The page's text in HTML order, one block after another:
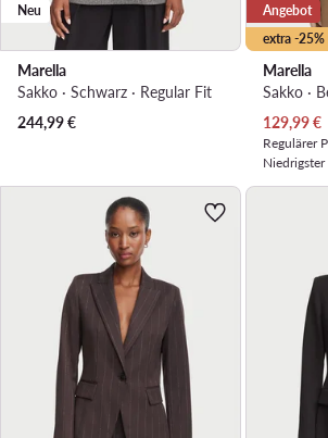
Neu
Marella
Sakko · Schwarz · Regular Fit
244,99€
extra -25%
Angebot
Marella
Sakko ·
Aktueller
129,99€
Regulärer
Niedrigster